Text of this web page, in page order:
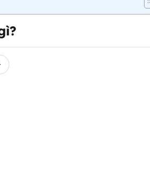
715W và đá mài đường kính 100mm,
trong xây dựng và cơ khí.
mà sản phẩm này hướng đến.
linh hoạt, phù hợp cho các vị trí khó